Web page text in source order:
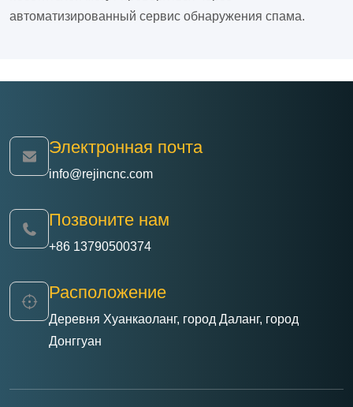
автоматизированный сервис обнаружения спама.
Электронная почта
info@rejincnc.com
Позвоните нам
+86 13790500374
Расположение
Деревня Хуанкаоланг, город Даланг, город
Донггуан